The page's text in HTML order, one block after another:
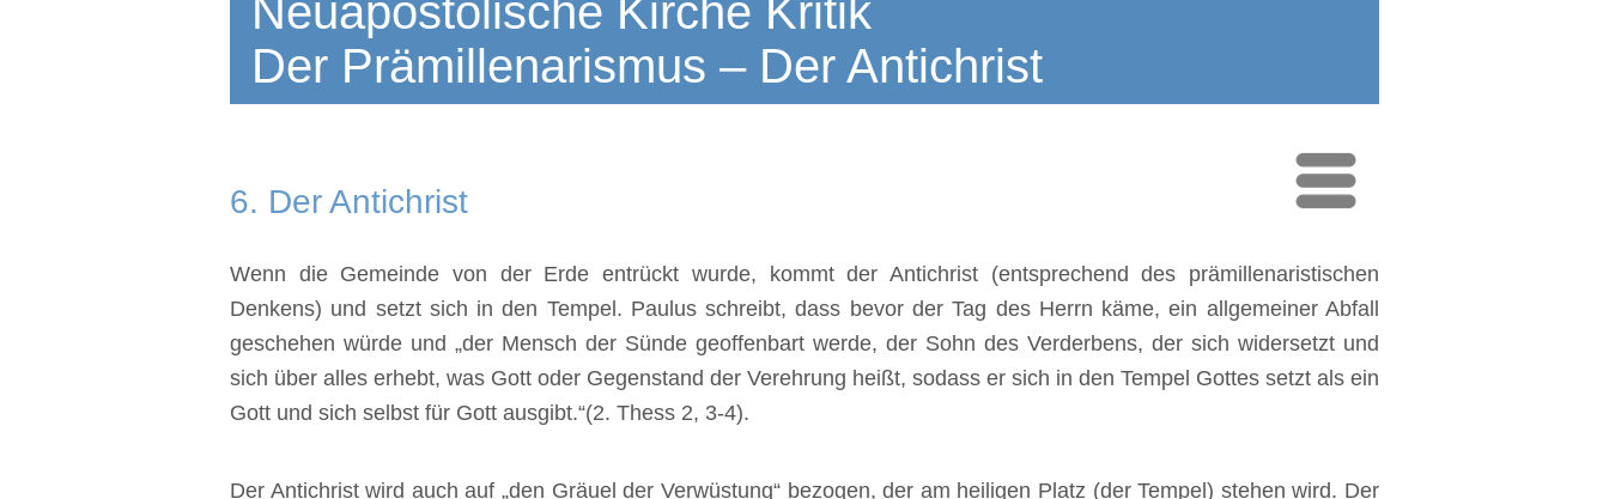
Neuapostolische Kirche Kritik
Der Prämillenarismus – Der Antichrist
‍6. Der Antichrist
‍Wenn die Gemeinde von der Erde entrückt wurde, kommt der Antichrist (entsprechend des prämillenaristischen
Denkens) und setzt sich in den Tempel. Paulus schreibt, dass bevor der Tag des Herrn käme, ein allgemeiner Abfall
geschehen würde und „der Mensch der Sünde geoffenbart werde, der Sohn des Verderbens, der sich widersetzt und
sich über alles erhebt, was Gott oder Gegenstand der Verehrung heißt, sodass er sich in den Tempel Gottes setzt als ein
Gott und sich selbst für Gott ausgibt.“(2. Thess 2, 3-4).
‍Der Antichrist wird auch auf „den Gräuel der Verwüstung“ bezogen, der am heiligen Platz (der Tempel) stehen wird. Der